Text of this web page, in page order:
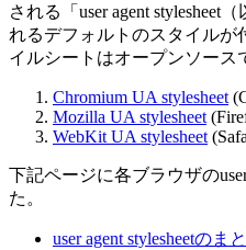
される「user agent stylesheet
れるデフォルトのスタイルが
イルシートはオープンソース
Chromium UA stylesheet
Mozilla UA stylesheet
WebKit UA stylesheet
下記ページに各ブラウザの
た。
user agent stylesheetのま